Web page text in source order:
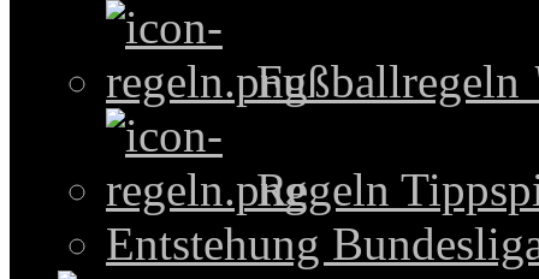
Fußballregeln
Regeln
Entstehung